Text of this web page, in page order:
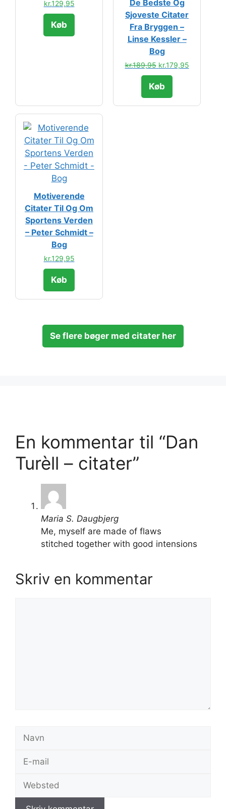
kr.129,95
Køb
De Bedste Og
Sjoveste Citater
Fra Bryggen –
Linse Kessler –
Bog
kr.189,95 Den
oprindelige
pris
var:
kr.189,95.
kr.179,95Den
kr.179,95.
Køb
Motiverende
Citater Til Og Om
Sportens Verden
– Peter Schmidt –
Bog
kr.129,95
Køb
Se flere bøger med citater her
En kommentar til “Dan
Turèll – citater”
Maria S. Daugbjerg
Me, myself are made of flaws
stitched together with good intensions
Skriv en kommentar
Navn
Websted